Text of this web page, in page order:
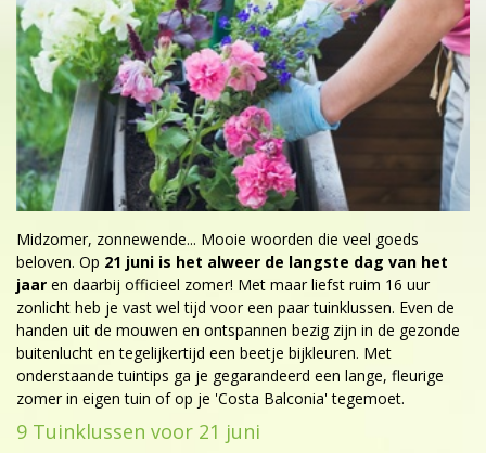
Midzomer, zonnewende... Mooie woorden die veel goeds
beloven. Op 21 juni is het alweer de langste dag van het
jaar en daarbij officieel zomer! Met maar liefst ruim 16 uur
zonlicht heb je vast wel tijd voor een paar tuinklussen. Even de
handen uit de mouwen en ontspannen bezig zijn in de gezonde
buitenlucht en tegelijkertijd een beetje bijkleuren. Met
onderstaande tuintips ga je gegarandeerd een lange, fleurige
zomer in eigen tuin of op je 'Costa Balconia' tegemoet.
9 Tuinklussen voor 21 juni